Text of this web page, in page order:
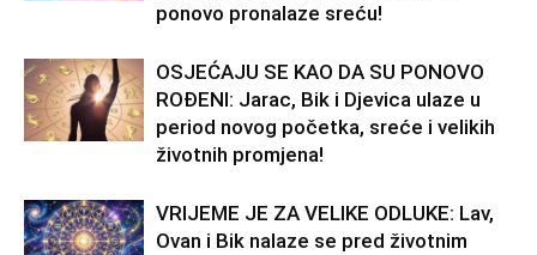
ponovo pronalaze sreću!
OSJEĆAJU SE KAO DA SU PONOVO
ROĐENI: Jarac, Bik i Djevica ulaze u
period novog početka, sreće i velikih
životnih promjena!
VRIJEME JE ZA VELIKE ODLUKE: Lav,
Ovan i Bik nalaze se pred životnim